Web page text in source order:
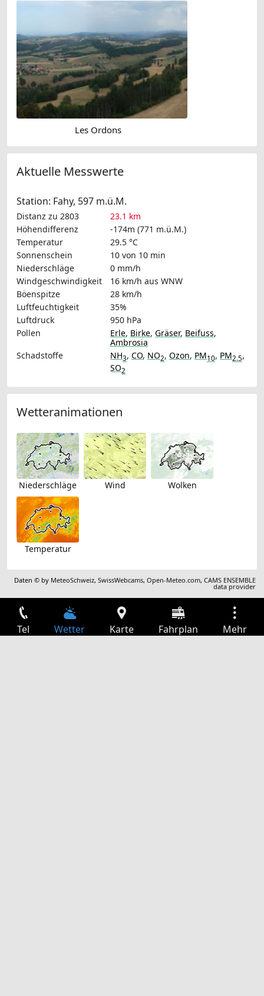
Les Ordons
Aktuelle Messwerte
Station: Fahy, 597 m.ü.M.
Distanz zu 2803
23.1 km
Höhendifferenz
-174m (771 m.ü.M.)
Temperatur
29.5 °C
Sonnenschein
10 von 10 min
Niederschläge
0 mm/h
Windgeschwindigkeit
16 km/h aus WNW
Böenspitze
28 km/h
Luftfeuchtigkeit
35%
Luftdruck
950 hPa
Pollen
Erle, Birke, Gräser, Beifuss,
Ambrosia
Schadstoffe
NH3, CO, NO2, Ozon, PM10, PM2.5,
SO2
Wetteranimationen
Niederschläge Wind Wolken
Temperatur
Daten © by MeteoSchweiz,SwissWebcams,Open-Meteo.com,CAMS ENSEMBLE
data provider
Tel Wetter Karte Fahrplan Mehr